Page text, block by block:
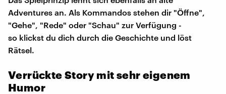
Adventures an. Als Kommandos stehen dir "Öffne",
"Gehe", "Rede" oder "Schau" zur Verfügung -
so klickst du dich durch die Geschichte und löst
Rätsel.
Verrückte Story mit sehr eigenem
Humor